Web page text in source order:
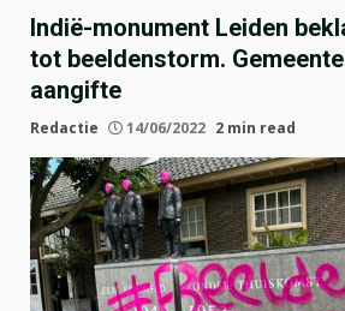
Indië-monument Leiden
tot beeldenstorm.
aangifte
Redactie 14/06/2022 2 min read